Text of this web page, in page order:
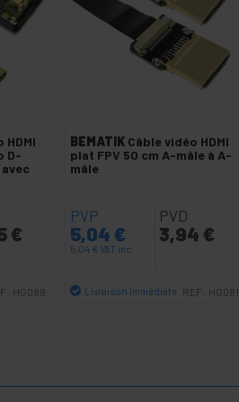
M/M
HDMI-A M
HDMI-A M
HDMI
AM-AM
HDMI
D-
€
HG088
BEMATIK Câble vidéo HDMI
plat FPV 50 cm A-mâle à A-
mâle
PVP
5,04 €
5,04 €VAT inc.
PVD
3,94 €
Livraison immédiate REF: HG081